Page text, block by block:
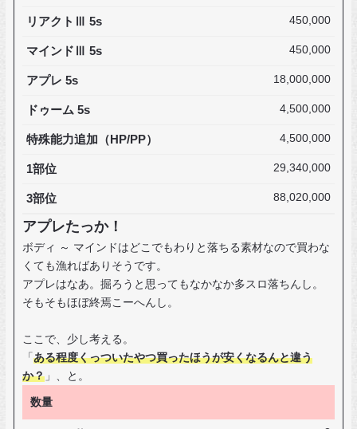
リアクトⅢ 5s 450,000
マインドⅢ 5s 450,000
アプレ 5s 18,000,000
ドゥーム 5s 4,500,000
特殊能力追加（HP/PP） 4,500,000
1部位 29,340,000
3部位 88,020,000
アプレたっか！
ボディ ～ マインドはどこでもわりと落ちる素材なので買わな
くても漁ればありそうです。
アプレはなあ。掘ろうと思ってもなかなか多スロ落ちんし。
そもそもほぼ終焉こーへんし。
ここで、少し考える。
「 ある程度くっついたやつ買ったほうが安くなるんと違う
か？ 」、と。
数量